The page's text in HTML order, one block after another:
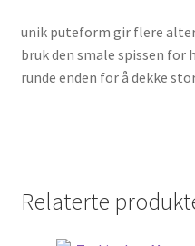
unik puteform gir flere
bruk den smale spissen for
runde enden for å dekke
Relaterte